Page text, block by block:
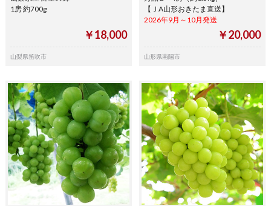
1房 約700g
￥18,000
山梨県笛吹市
【ＪA山形おきたま直送】
2026年9月～10月発送
￥20,000
山形県南陽市